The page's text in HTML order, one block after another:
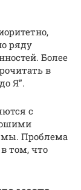
ряду
Более
в
Я”.
с
Проблема
том, что